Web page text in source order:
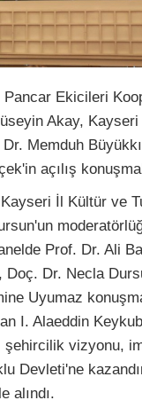
Ekicileri
Akay,
Memduh
açılış
Kayseri İl Kültür ve
Prof. Dr. Ali
Doç. Dr. Necla
Uyumaz
I. Alaeddin
şehircilik vizyonu,
Devleti'ne
alındı.